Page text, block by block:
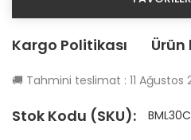
Kargo Politikası Ürün
🚚 Tahmini teslimat : 11 Ağustos
Stok Kodu (SKU):